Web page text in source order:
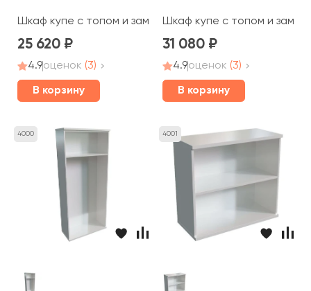
Шкаф купе с топом и замком 143x42x76 STEEL EVO
25 620
4.9оценок (3)
В корзину
Шкаф купе с топом и замком
31 080
4.9оценок (3)
В корзину
4000 4001